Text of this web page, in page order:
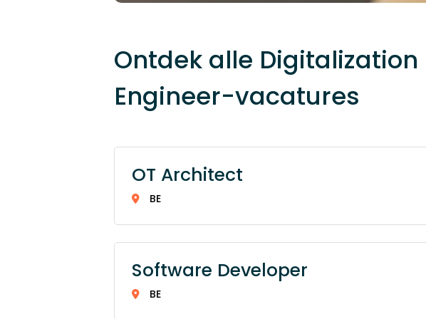
Ontdek alle Digitalization
Engineer-vacatures
OT Architect
BE
Software Developer
BE